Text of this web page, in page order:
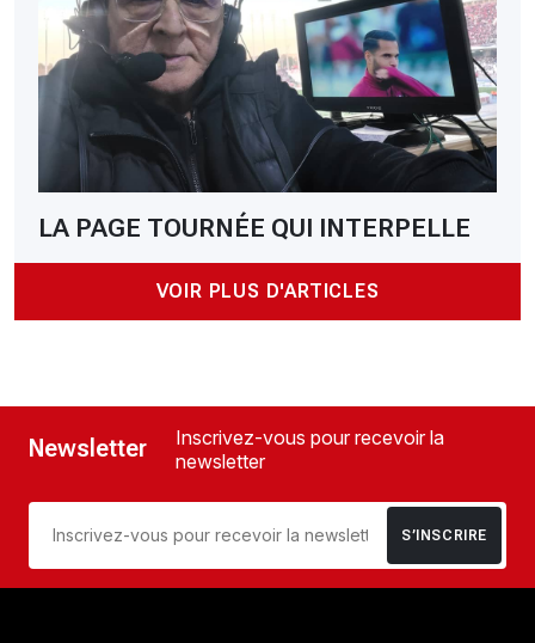
LA PAGE TOURNÉE QUI INTERPELLE
VOIR PLUS D'ARTICLES
Newsletter
Inscrivez-vous pour recevoir la
newsletter
S’INSCRIRE